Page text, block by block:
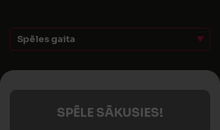
Spēles gaita
SPĒLE SĀKUSIES!